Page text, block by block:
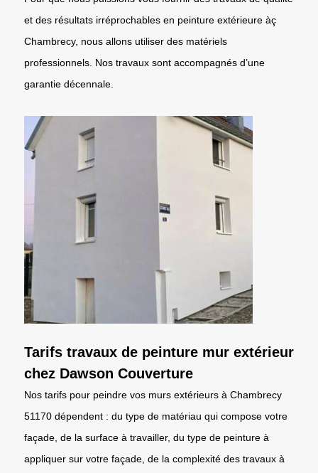
et des résultats irréprochables en peinture extérieure àç
Chambrecy, nous allons utiliser des matériels
professionnels. Nos travaux sont accompagnés d’une
garantie décennale.
Tarifs travaux de peinture mur extérieur
chez Dawson Couverture
Nos tarifs pour peindre vos murs extérieurs à Chambrecy
51170 dépendent : du type de matériau qui compose votre
façade, de la surface à travailler, du type de peinture à
appliquer sur votre façade, de la complexité des travaux à